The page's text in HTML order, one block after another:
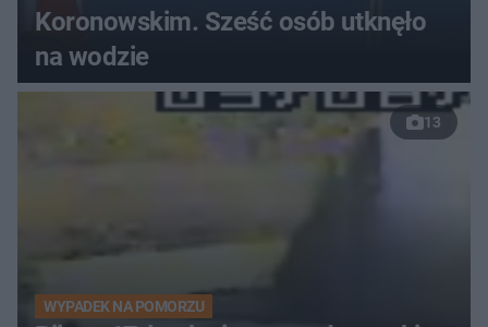
Koronowskim. Sześć osób utknęło
na wodzie
13
WYPADEK NA POMORZU